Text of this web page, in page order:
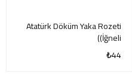
Atatürk Döküm Yaka Rozeti
(İğneli)
₺44